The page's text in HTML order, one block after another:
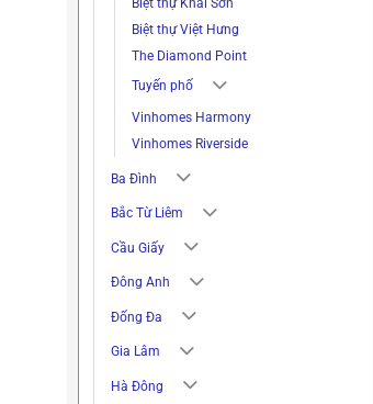
Biệt thự Khai Sơn
Biệt thự Việt Hưng
The Diamond Point
Tuyến phố
Vinhomes Harmony
Vinhomes Riverside
Ba Đình
Bắc Từ Liêm
Cầu Giấy
Đông Anh
Đống Đa
Gia Lâm
Hà Đông